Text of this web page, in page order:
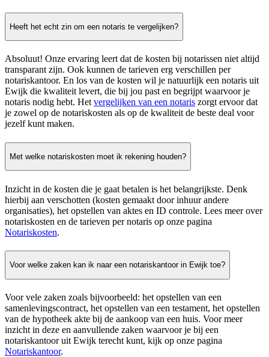
Heeft het echt zin om een notaris te vergelijken?
Absoluut! Onze ervaring leert dat de kosten bij notarissen niet altijd
transparant zijn. Ook kunnen de tarieven erg verschillen per
notariskantoor. En los van de kosten wil je natuurlijk een notaris uit
Ewijk die kwaliteit levert, die bij jou past en begrijpt waarvoor je
notaris nodig hebt. Hetvergelijken van een notaris zorgt ervoor dat
je zowel op de notariskosten als op de kwaliteit de beste deal voor
jezelf kunt maken.
Met welke notariskosten moet ik rekening houden?
Inzicht in de kosten die je gaat betalen is het belangrijkste. Denk
hierbij aan verschotten (kosten gemaakt door inhuur andere
organisaties), het opstellen van aktes en ID controle. Lees meer over
notariskosten en de tarieven per notaris op onze pagina
Notariskosten.
Voor welke zaken kan ik naar een notariskantoor in Ewijk toe?
Voor vele zaken zoals bijvoorbeeld: het opstellen van een
samenlevingscontract, het opstellen van een testament, het opstellen
van de hypotheek akte bij de aankoop van een huis. Voor meer
inzicht in deze en aanvullende zaken waarvoor je bij een
notariskantoor uit Ewijk terecht kunt, kijk op onze pagina
Notariskantoor.